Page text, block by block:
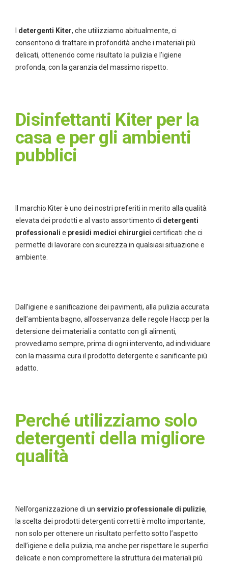
detergenti Kiter, che utilizziamo abitualmente, ci
consentono di trattare in profondità anche i materiali più
delicati, ottenendo come risultato la pulizia e l’igiene
profonda, con la garanzia del massimo rispetto.
Disinfettanti Kiter per la
casa e per gli ambienti
pubblici
Il marchio Kiter è uno dei nostri preferiti in merito alla qualità
elevata dei prodotti e al vasto assortimento di detergenti
professionali e presidi medici chirurgici certificati che ci
permette di lavorare con sicurezza in qualsiasi situazione e
ambiente.
Dall’igiene e sanificazione dei pavimenti, alla pulizia accurata
dell’ambienta bagno, all’osservanza delle regole Haccp per la
detersione dei materiali a contatto con gli alimenti,
provvediamo sempre, prima di ogni intervento, ad individuare
con la massima cura il prodotto detergente e sanificante più
adatto.
Perché utilizziamo solo
detergenti della migliore
qualità
Nell’organizzazione di un servizio professionale di pulizie,
la scelta dei prodotti detergenti corretti è molto importante,
non solo per ottenere un risultato perfetto sotto l’aspetto
dell’igiene e della pulizia, ma anche per rispettare le superfici
delicate e non compromettere la struttura dei materiali più